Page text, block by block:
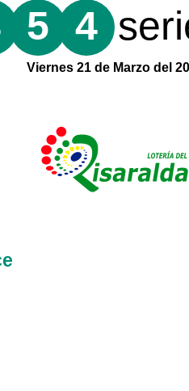
5 4
Viernes 21 de Marzo del